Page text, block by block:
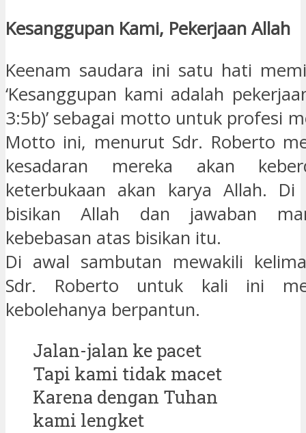
Kesanggupan Kami, Pekerjaan Allah
Keenam saudara ini satu hati
‘Kesanggupan kami adalah
3:5b)’ sebagai motto untuk profesi
Motto ini, menurut Sdr. Roberto
kesadaran mereka akan
keterbukaan akan karya Allah.
bisikan Allah dan jawaban
kebebasan atas bisikan itu.
Di awal sambutan mewakili
Sdr. Roberto untuk kali ini
kebolehanya berpantun.
Jalan-jalan ke pacet
Tapi kami tidak macet
Karena dengan Tuhan
kami lengket